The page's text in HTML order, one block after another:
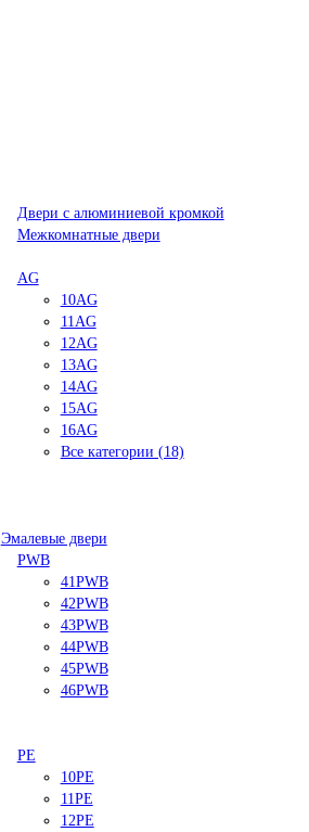
Двери с алюминиевой кромкой
Межкомнатные двери
AG
10AG
11AG
12AG
13AG
14AG
15AG
16AG
Все категории (18)
Эмалевые двери
PWB
41PWB
42PWB
43PWB
44PWB
45PWB
46PWB
PE
10PE
11PE
12PE